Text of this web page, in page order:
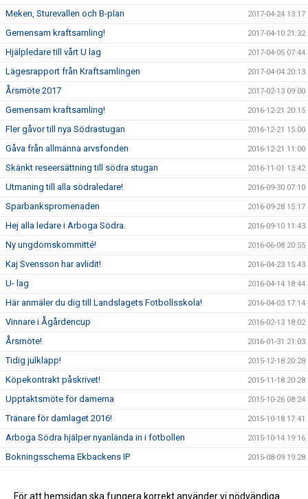
Meken, Sturevallen och B-plan 2017-04-24 13:17
Gemensam kraftsamling! 2017-04-10 21:32
Hjälpledare till vårt U lag 2017-04-05 07:44
Lägesrapport från Kraftsamlingen 2017-04-04 20:13
Årsmöte 2017 2017-02-13 09:00
Gemensam kraftsamling! 2016-12-21 20:15
Fler gåvor till nya Södrastugan 2016-12-21 15:00
Gåva från allmänna arvsfonden 2016-12-21 11:00
Skänkt reseersättning till södra stugan 2016-11-01 13:42
Utmaning till alla södraledare! 2016-09-30 07:10
Sparbankspromenaden 2016-09-28 15:17
Hej alla ledare i Arboga Södra. 2016-09-10 11:43
Ny ungdomskommitté! 2016-06-08 20:55
Kaj Svensson har avlidit! 2016-04-23 15:43
U- lag 2016-04-14 18:44
Här anmäler du dig till Landslagets Fotbollsskola! 2016-04-03 17:14
Vinnare i Ågårdencup 2016-02-13 18:02
Årsmöte! 2016-01-31 21:03
Tidig julklapp! 2015-12-18 20:28
Köpekontrakt påskrivet! 2015-11-18 20:28
Upptaktsmöte för damerna 2015-10-26 08:24
Tränare för damlaget 2016! 2015-10-18 17:41
Arboga Södra hjälper nyanlända in i fotbollen 2015-10-14 19:16
Bokningsschema Ekbackens IP 2015-08-09 19:28
Arboga Södra sörjer! 2015-06-21 22:38
För att hemsidan ska fungera korrekt använder vi nödvändiga